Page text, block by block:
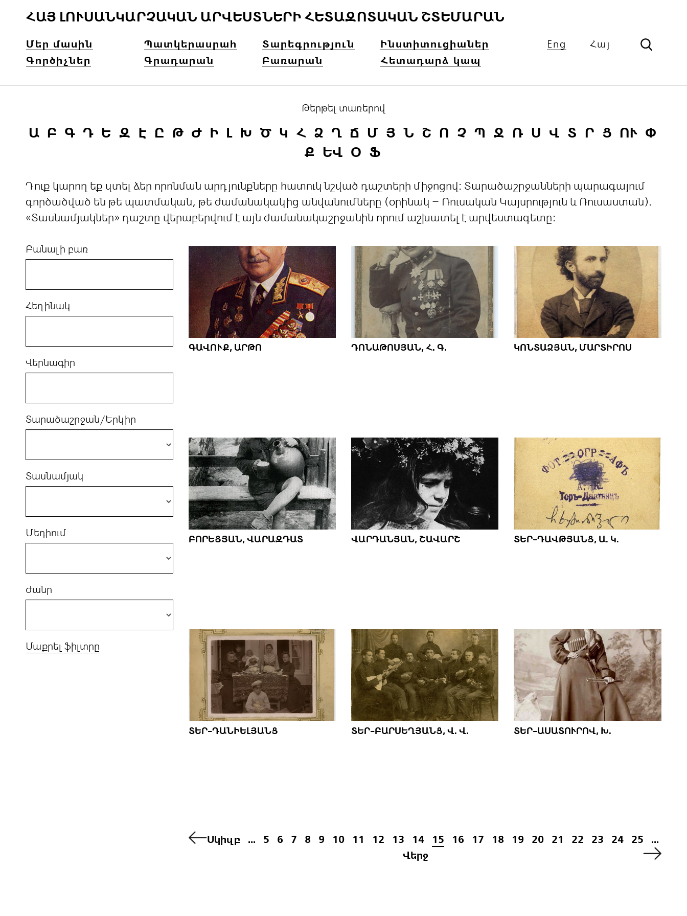
ՀԱՅ ԼՈՒՍԱՆԿԱՐՉԱԿԱՆ ԱՐՎԵՍՏՆԵՐԻ ՀԵՏԱԶՈՏԱԿԱՆ ՇՏԵՄԱՐԱՆ
Մեր մասին Պատկերասրահ Տարեգրություն
Ինստիտուցիաներ
Գործիչներ
Գրադարան Բառարան Հետադարձ կապ
Eng Հայ
Թերթել տառերով
Ա Բ Գ Դ Ե Զ Է Ը Թ Ժ Ի Լ Խ Ծ Կ Հ Ձ Ղ Ճ Մ Յ Ն Շ Ո Չ Պ Ջ Ռ Ս Վ Տ Ր Ց ՈՒ Փ
Ք ԵՎ Օ Ֆ
Դուք կարող եք զտել ձեր որոնման արդյունքները հատուկ նշված դաշտերի միջոցով: Տարածաշրջանների պարագայում
գործածված են թե պատմական, թե ժամանակակից անվանումները (օրինակ – Ռուսական Կայսրություն և Ռուսաստան).
«Տասնամյակներ» դաշտը վերաբերվում է այն ժամանակաշրջանին որում աշխատել է արվեստագետը:
Բանալի բառ
Հեղինակ
Վերնագիր
Տարածաշրջան/Երկիր
Տասնամյակ
Մեդիում
Ժանր
Մաքրել ֆիլտրը
ԳԱՎՈՒՔ, ԱՐԹՈ ԴՈՆԱԹՈՍՅԱՆ, Հ. Գ. ԿՈՆՏԱՁՅԱՆ, ՄԱՐՏԻՐՈՍ
ԲՈՐԵՑՅԱՆ, ՎԱՐԱԶԴԱՏ ՎԱՐԴԱՆՅԱՆ, ՇԱՎԱՐՇ ՏԵՐ-ԴԱՎԹՅԱՆՑ, Ա. Կ.
ՏԵՐ-ԴԱՆԻԵԼՅԱՆՑ ՏԵՐ-ԲԱՐՍԵՂՅԱՆՑ, Վ. Վ. ՏԵՐ-ԱՍԱՏՈՒՐՈՎ, Խ.
Սկիզբ ... 5 6 7 8 9 10 11 12 13 14 15 16 17 18 19 20 21 22 23 24 25
...
Վերջ